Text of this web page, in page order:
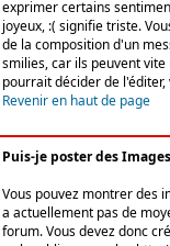
exprimer certains
joyeux, :( signifie triste.
de la composition d'un
smilies, car ils peuvent
pourrait décider de
Revenir en haut de page
Puis-je poster des
Vous pouvez montrer des
a actuellement pas de
forum. Vous devez donc